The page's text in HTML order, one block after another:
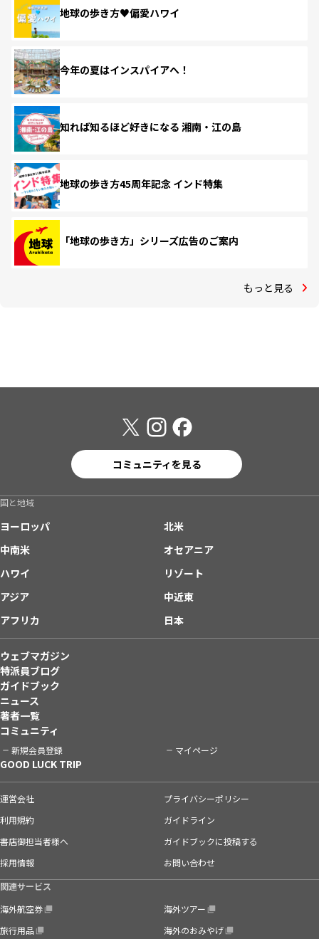
地球の歩き方♥偏愛ハワイ
今年の夏はインスパイアへ！
知れば知るほど好きになる 湘南・江の島
地球の歩き方45周年記念 インド特集
「地球の歩き方」シリーズ広告のご案内
もっと見る
コミュニティを見る
国と地域
ヨーロッパ
北米
中南米
オセアニア
ハワイ
リゾート
アジア
中近東
アフリカ
日本
ウェブマガジン
特派員ブログ
ガイドブック
ニュース
著者一覧
コミュニティ
新規会員登録 マイページ
GOOD LUCK TRIP
運営会社
プライバシーポリシー
利用規約
ガイドライン
書店御担当者様へ
ガイドブックに投稿する
採用情報
お問い合わせ
関連サービス
海外航空券
海外ツアー
旅行用品
海外のおみやげ